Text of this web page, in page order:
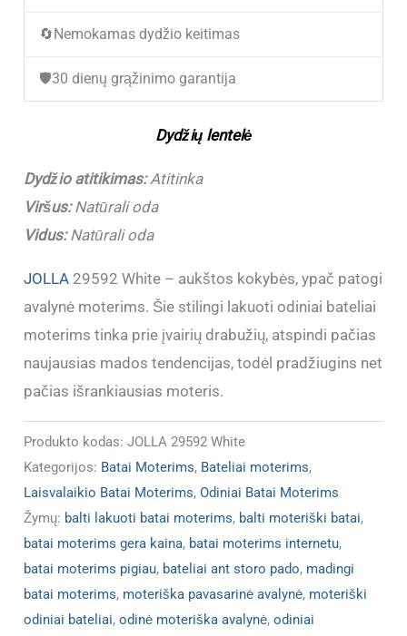
laisvalaikio
White
(Dydžiai
atitinka)
🔄 Nemokamas dydžio keitimas
🛡️30 dienų grąžinimo garantija
Dydžių lentelė
Dydžio atitikimas:Atitinka
Viršus:Natūrali oda
Vidus:Natūrali oda
JOLLA 29592 White – aukštos kokybės, ypač patogi
avalynė moterims. Šie stilingi lakuoti odiniai bateliai
moterims tinka prie įvairių drabužių, atspindi pačias
naujausias mados tendencijas, todėl pradžiugins net
pačias išrankiausias moteris.
Produkto kodas:JOLLA 29592 White
Kategorijos: Batai Moterims, Bateliai moterims,
Laisvalaikio Batai Moterims,Odiniai Batai Moterims
Žymų: balti lakuoti batai moterims, balti moteriški batai,
batai moterims gera kaina, batai moterims internetu,
batai moterims pigiau, bateliai ant storo pado, madingi
batai moterims, moteriška pavasarinė avalynė, moteriški
odiniai bateliai,odinė moteriška avalynė,odiniai